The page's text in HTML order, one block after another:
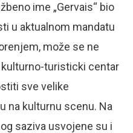
ime „Gervais“ bio
u aktualnom mandatu
može se ne
turisticki centar
sve velike
na kulturnu scenu. Na
saziva usvojene su i